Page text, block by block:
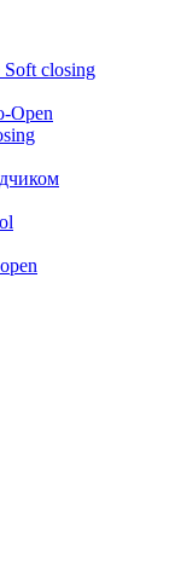
closing
Open